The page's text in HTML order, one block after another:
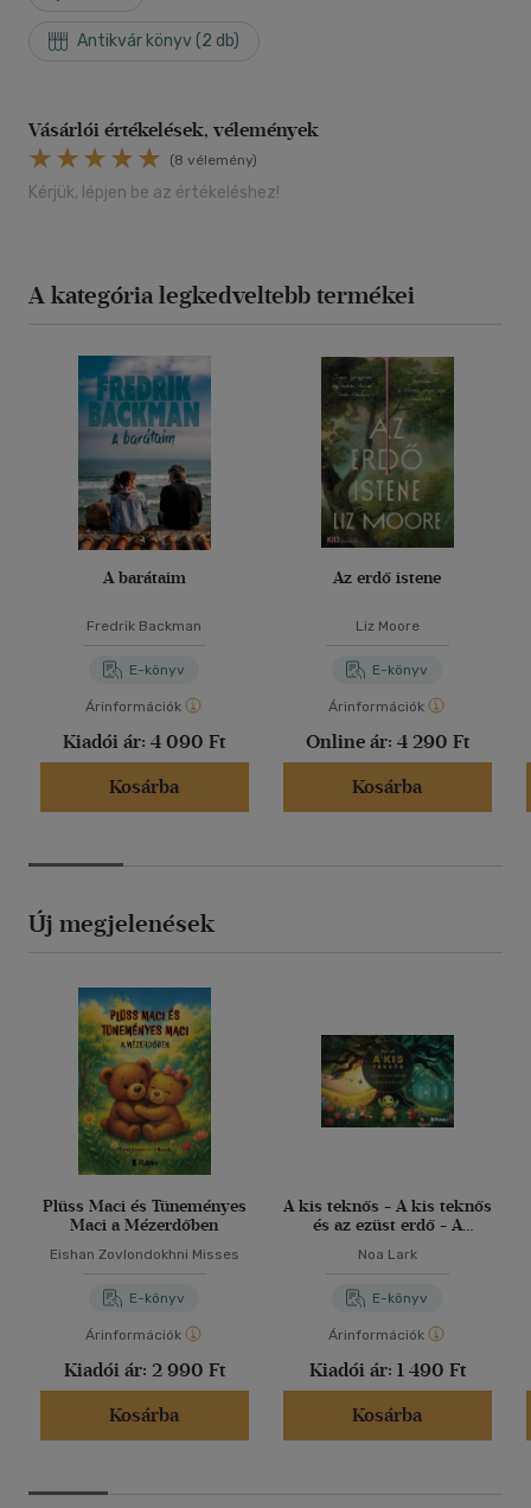
Antikvár könyv (2 db)
Vásárlói értékelések, vélemények
(8 vélemény)
Kérjük, lépjen be az értékeléshez!
A kategória legkedveltebb termékei
A barátaim
Fredrik Backman
E-könyv
Árinformációk
Kiadói ár: 4 090 Ft
Kosárba
Az erdő istene
Liz Moore
E-könyv
Árinformációk
Online ár: 4 290 Ft
Kosárba
Új megjelenések
Plüss Maci és Tüneményes
Maci a Mézerdőben
Eishan Zovlondokhni Misses
E-könyv
Árinformációk
Kiadói ár: 2 990 Ft
Kosárba
A kis teknős - A kis teknős
és az ezüst erdő - A
Noa Lark
E-könyv
Árinformációk
Kiadói ár: 1 490 Ft
Kosárba